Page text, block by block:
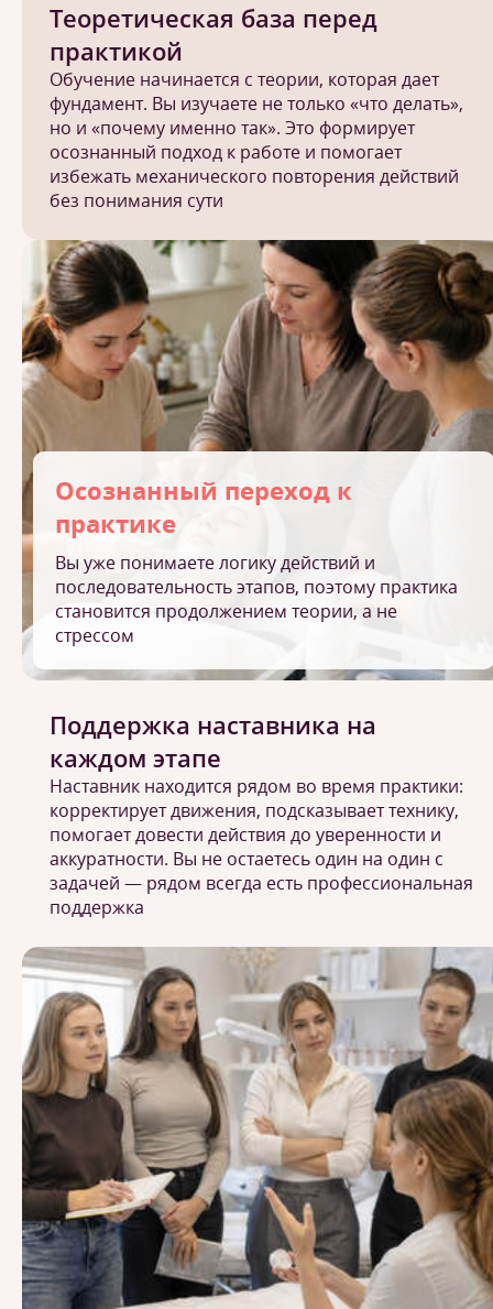
Теоретическая база перед
практикой
Обучение начинается с теории, которая дает
фундамент. Вы изучаете не только «что делать»,
но и «почему именно так». Это формирует
осознанный подход к работе и помогает
избежать механического повторения действий
без понимания сути
Осознанный переход к
практике
Вы уже понимаете логику действий и
последовательность этапов, поэтому практика
становится продолжением теории, а не
стрессом
Поддержка наставника на
каждом этапе
Наставник находится рядом во время практики:
корректирует движения, подсказывает технику,
помогает довести действия до уверенности и
аккуратности. Вы не остаетесь один на один с
задачей — рядом всегда есть профессиональная
поддержка